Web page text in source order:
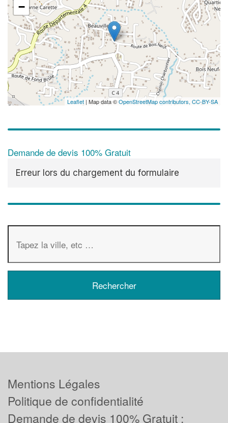
−
Leaflet | Map data ©OpenStreetMap contributors, CC-BY-SA
Demande de devis 100% Gratuit
Erreur lors du chargement du formulaire
Mentions Légales
Politique de confidentialité
Demande de devis 100% Gratuit :